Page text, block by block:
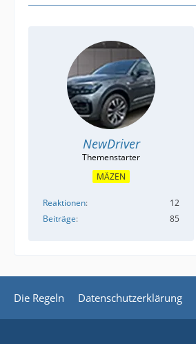
NewDriver
MÄZEN
Reaktionen
12
Beiträge
85
Die Regeln Datenschutzerklärung